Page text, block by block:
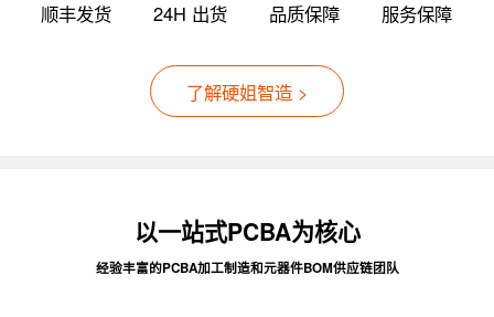
顺丰发货 24H 出货 品质保障 服务保障
了解硬姐智造 >
以一站式PCBA为核心
经验丰富的PCBA加工制造和元器件BOM供应链团队